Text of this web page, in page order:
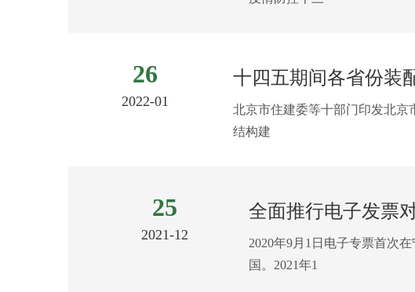
26
2022-01
十四五期间各省份装
北京市住建委等十部门印发北京
结构建
25
2021-12
全面推行电子发票
2020年9月1日电子专票首次
国。2021年1